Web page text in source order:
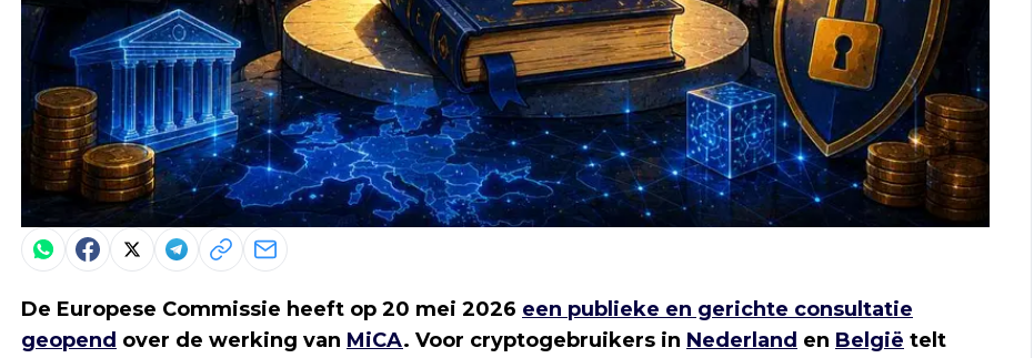
De Europese Commissie heeft op 20 mei 2026 een publieke en gerichte consultatie
geopend over de werking van MiCA. Voor cryptogebruikers in Nederland en België telt